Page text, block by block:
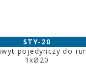
STY-20
pojedynczy do rur
1xØ20